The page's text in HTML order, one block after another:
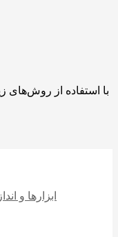
با استفاده از روش‌های
ابزارها و